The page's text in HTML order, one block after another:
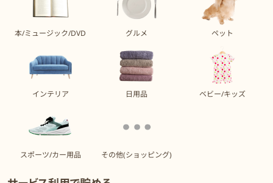
本/ミュージック/DVD グルメ ペット
インテリア 日用品 ベビー/キッズ
スポーツ/カー用品 その他(ショッピング)